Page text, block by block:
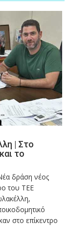
| Στο
το
δράση νέος
του ΤΕΕ
στο επίκεντρο